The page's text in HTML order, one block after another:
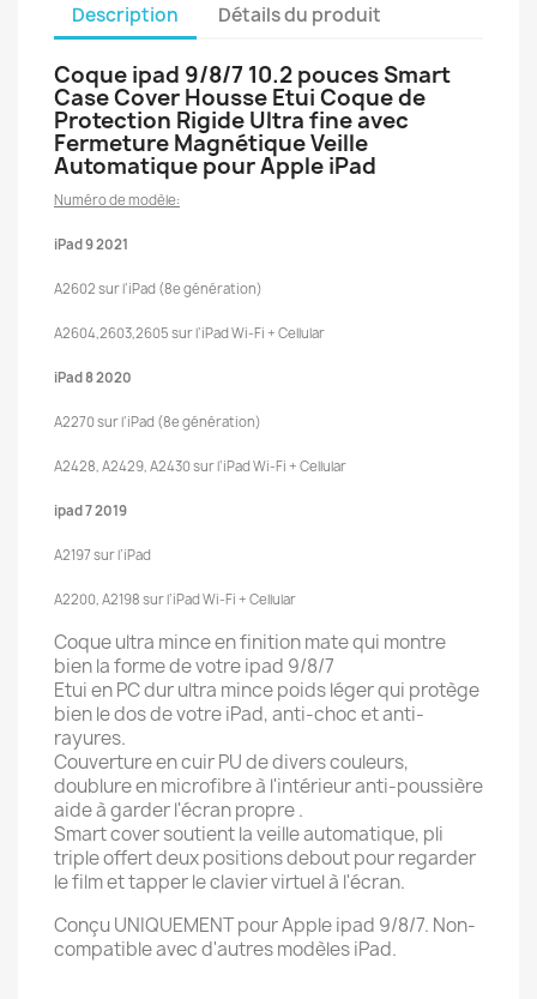
Description Détails du produit
Coque ipad 9/8/7 10.2 pouces Smart
Case Cover Housse Etui Coque de
Protection Rigide Ultra fine avec
Fermeture Magnétique Veille
Automatique pour Apple iPad
Numéro de modèle:
iPad 9 2021
A2602 sur l’iPad (8e génération)
A2604,2603,2605 sur l’iPad Wi-Fi + Cellular
iPad 8 2020
A2270 sur l’iPad (8e génération)
A2428, A2429, A2430 sur l’iPad Wi-Fi + Cellular
ipad 7 2019
A2197 sur l’iPad
A2200, A2198 sur l’iPad Wi-Fi + Cellular
Coque ultra mince en finition mate qui montre
bien la forme de votre ipad 9/8/7
Etui en PC dur ultra mince poids léger qui protège
bien le dos de votre iPad, anti-choc et anti-
rayures.
Couverture en cuir PU de divers couleurs,
doublure en microfibre à l'intérieur anti-poussière
aide à garder l'écran propre .
Smart cover soutient la veille automatique, pli
triple offert deux positions debout pour regarder
le film et tapper le clavier virtuel à l'écran.
Conçu UNIQUEMENT pour Apple ipad 9/8/7. Non-
compatible avec d'autres modèles iPad.